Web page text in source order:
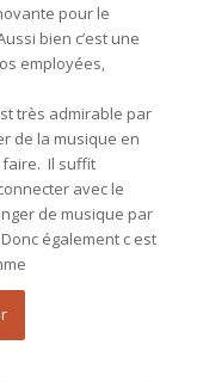
pour le
bien c’est une
employées,
très admirable par
de la musique en
faire. Il suffit
avec le
de musique par
également c est